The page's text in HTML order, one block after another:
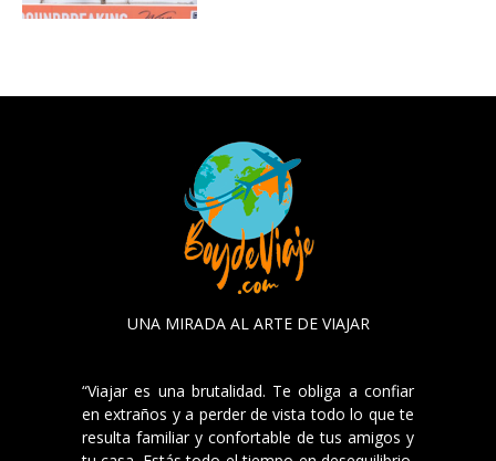
UNA MIRADA AL ARTE DE VIAJAR
“Viajar es una brutalidad. Te obliga a confiar
en extraños y a perder de vista todo lo que te
resulta familiar y confortable de tus amigos y